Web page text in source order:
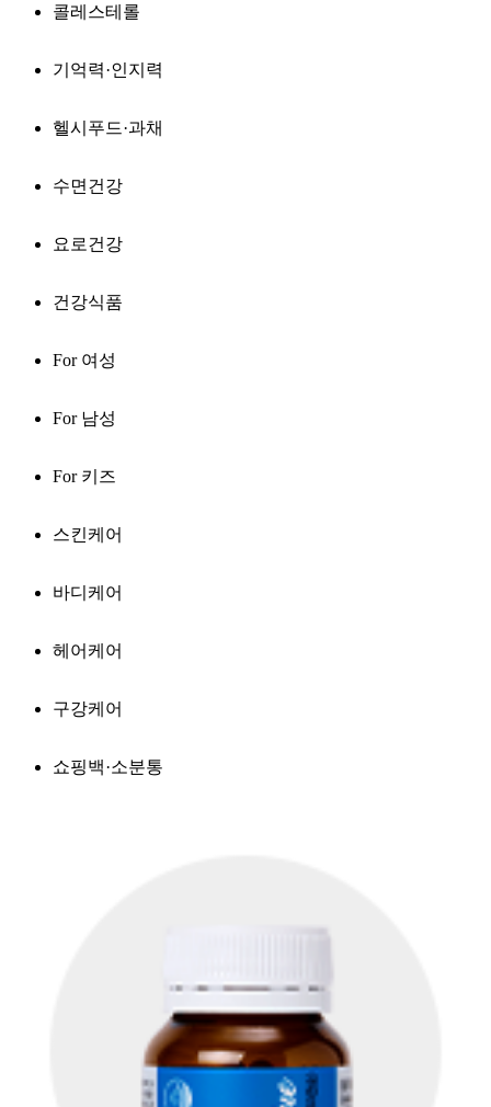
콜레스테롤
기억력·인지력
헬시푸드·과채
수면건강
요로건강
건강식품
For 여성
For 남성
For 키즈
스킨케어
바디케어
헤어케어
구강케어
쇼핑백·소분통